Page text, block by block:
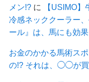
メン!?に
【USIMO
冷感ネッククーラー
ール』は、馬にも効
お金のかかる馬術ス
の!? それは、◯◯が買